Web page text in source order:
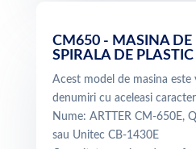
CM650 - MASINA DE
SPIRALA DE PLASTIC
Acest model de masina
denumiri cu aceleasi
Nume: ARTTER CM-650E,
sau Unitec CB-1430E